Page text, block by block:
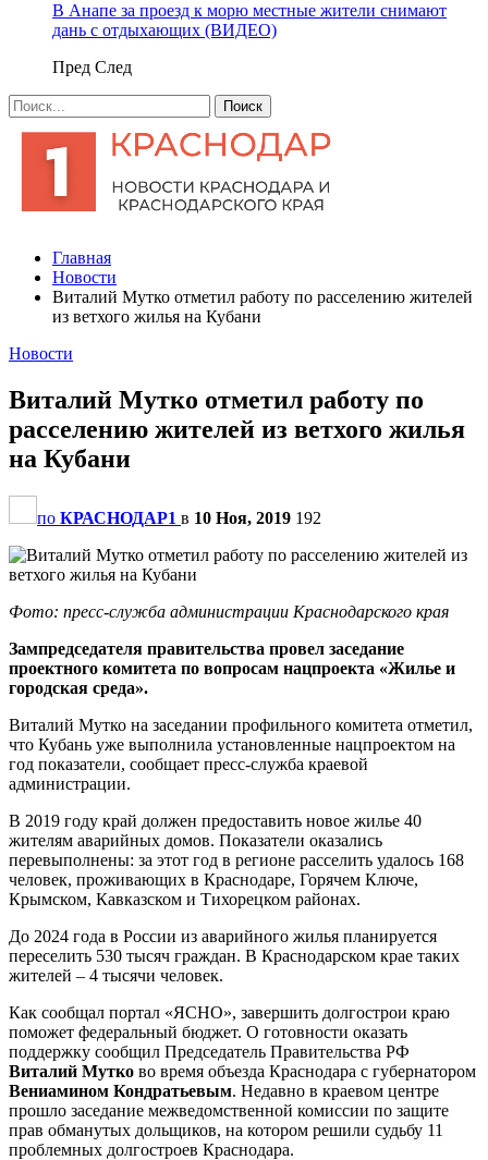
В Анапе за проезд к морю местные жители снимают
дань с отдыхающих (ВИДЕО)
Пред След
Главная
Новости
Виталий Мутко отметил работу по расселению жителей
из ветхого жилья на Кубани
Новости
Виталий Мутко отметил работу по
расселению жителей из ветхого жилья
на Кубани
по КРАСНОДАР1 в 10 Ноя, 2019 192
Фото: пресс-служба администрации Краснодарского края
Зампредседателя правительства провел заседание
проектного комитета по вопросам нацпроекта «Жилье и
городская среда».
Виталий Мутко на заседании профильного комитета отметил,
что Кубань уже выполнила установленные нацпроектом на
год показатели, сообщает пресс-служба краевой
администрации.
В 2019 году край должен предоставить новое жилье 40
жителям аварийных домов. Показатели оказались
перевыполнены: за этот год в регионе расселить удалось 168
человек, проживающих в Краснодаре, Горячем Ключе,
Крымском, Кавказском и Тихорецком районах.
До 2024 года в России из аварийного жилья планируется
переселить 530 тысяч граждан. В Краснодарском крае таких
жителей – 4 тысячи человек.
Как сообщал портал «ЯСНО», завершить долгострои краю
поможет федеральный бюджет. О готовности оказать
поддержку сообщил Председатель Правительства РФ
Виталий Мутко во время объезда Краснодара с губернатором
Вениамином Кондратьевым. Недавно в краевом центре
прошло заседание межведомственной комиссии по защите
прав обманутых дольщиков, на котором решили судьбу 11
проблемных долгостроев Краснодара.